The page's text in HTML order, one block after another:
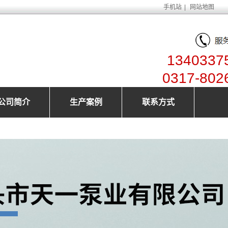
手机站 网站地图
0317-
司简介 生产案例 联系方式